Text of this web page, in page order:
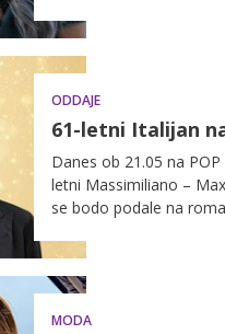
ODDAJE
61-letni Italijan
Danes ob 21.05 na
letni Massimiliano –
se bodo podale na
MODA